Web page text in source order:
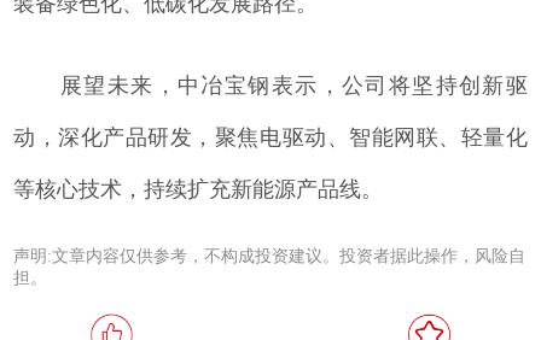
展望未来，中冶宝钢表示，公司将坚持创新驱
动，深化产品研发，聚焦电驱动、智能网联、轻量化
等核心技术，持续扩充新能源产品线。
声明:文章内容仅供参考，不构成投资建议。投资者据此操作，风险自
担。